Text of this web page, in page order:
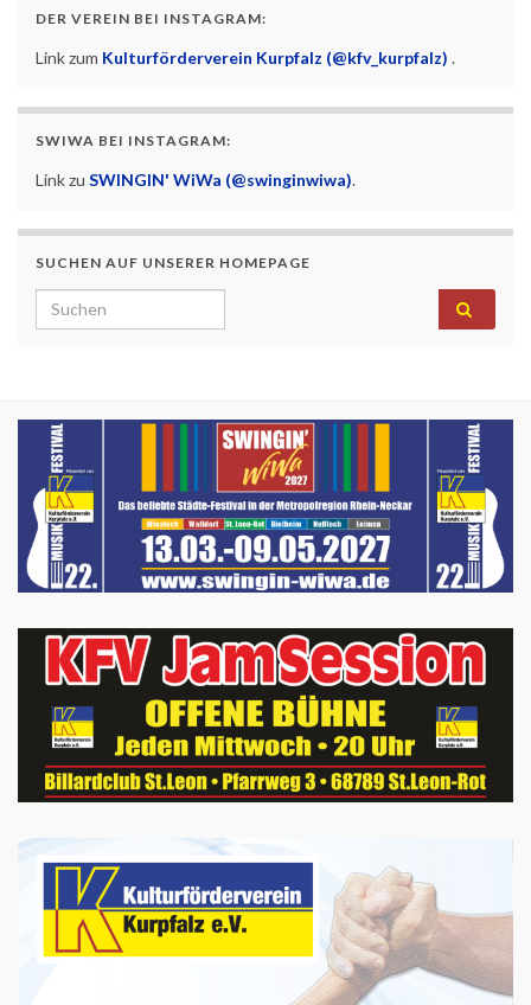
DER VEREIN BEI INSTAGRAM:
Link zum Kulturförderverein Kurpfalz (@kfv_kurpfalz) .
SWIWA BEI INSTAGRAM:
Link zu SWINGIN' WiWa (@swinginwiwa).
SUCHEN AUF UNSERER HOMEPAGE
Search for: